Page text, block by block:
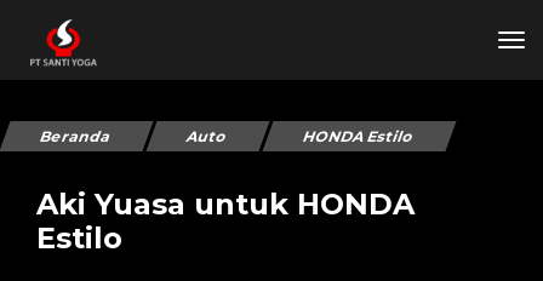
Beranda Auto HONDA Estilo
Aki Yuasa untuk HONDA
Estilo